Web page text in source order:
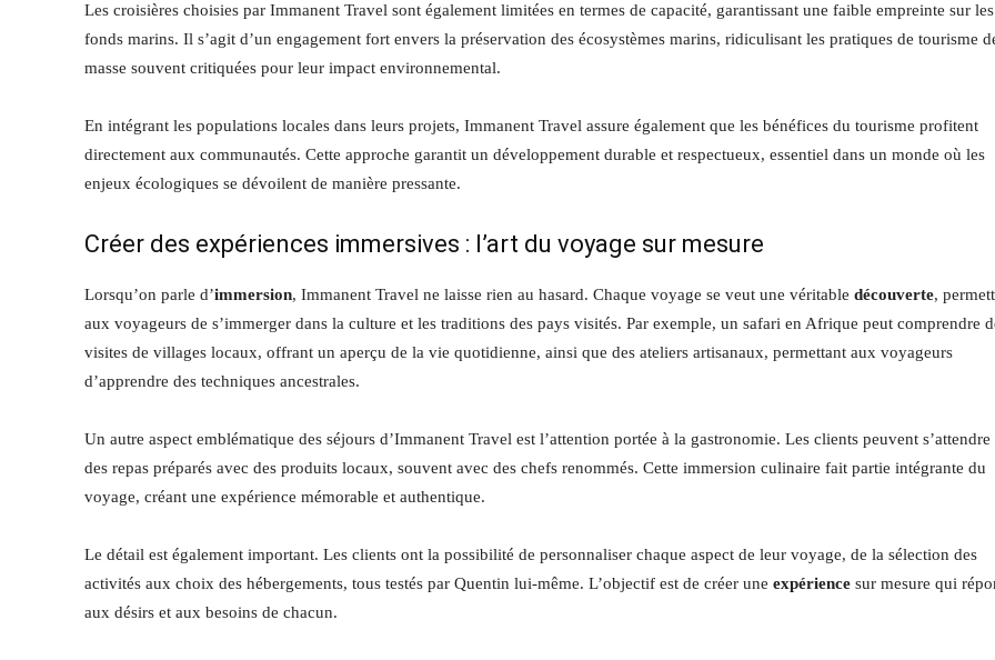
Les croisières choisies par Immanent Travel sont également limitées en termes de capacité, garantissant une faible empreinte sur les
fonds marins. Il s’agit d’un engagement fort envers la préservation des écosystèmes marins, ridiculisant les pratiques de tourisme
masse souvent critiquées pour leur impact environnemental.
En intégrant les populations locales dans leurs projets, Immanent Travel assure également que les bénéfices du tourisme profitent
directement aux communautés. Cette approche garantit un développement durable et respectueux, essentiel dans un monde où les
enjeux écologiques se dévoilent de manière pressante.
Créer des expériences immersives : l’art du voyage sur mesure
Lorsqu’on parle d’immersion, Immanent Travel ne laisse rien au hasard. Chaque voyage se veut une véritable découverte,
aux voyageurs de s’immerger dans la culture et les traditions des pays visités. Par exemple, un safari en Afrique peut comprendre
visites de villages locaux, offrant un aperçu de la vie quotidienne, ainsi que des ateliers artisanaux, permettant aux voyageurs
d’apprendre des techniques ancestrales.
Un autre aspect emblématique des séjours d’Immanent Travel est l’attention portée à la gastronomie. Les clients peuvent s’attendre
des repas préparés avec des produits locaux, souvent avec des chefs renommés. Cette immersion culinaire fait partie intégrante du
voyage, créant une expérience mémorable et authentique.
Le détail est également important. Les clients ont la possibilité de personnaliser chaque aspect de leur voyage, de la sélection des
activités aux choix des hébergements, tous testés par Quentin lui-même. L’objectif est de créer une expérience sur mesure qui
aux désirs et aux besoins de chacun.